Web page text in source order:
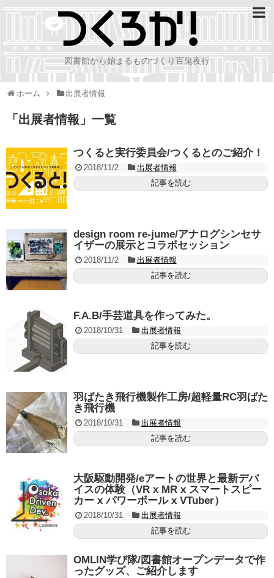
図書館から始まるものづくり百鬼夜行
ホーム 出展者情報
「 出展者情報 」 一覧
つくると実行委員会/つくるとのご紹介！
2018/11/2
出展者情報
記事を読む
design room re-jume/アナログシンセサ
イザーの展示とコラボセッション
2018/11/2
出展者情報
記事を読む
F.A.B/手芸道具を作ってみた。
2018/10/31
出展者情報
記事を読む
羽ばたき飛行機製作工房/超軽量RC羽ばた
き飛行機
2018/10/31
出展者情報
記事を読む
大阪駆動開発/eアートの世界と最新デバ
イスの体験（VR x MR x スマートスピー
カー x パワーボール x VTuber）
2018/10/31
出展者情報
記事を読む
OMLIN学び隊/図書館オープンデータで作
ったグッズ、ご紹介します